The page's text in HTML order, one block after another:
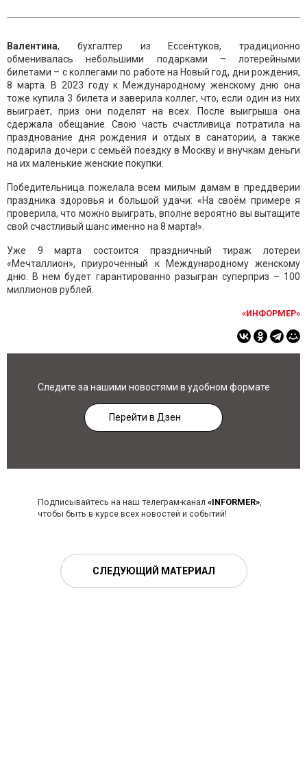
Валентина, бухгалтер из Ессентуков, традиционно
обменивалась небольшими подарками – лотерейными
билетами – с коллегами по работе на Новый год, дни рождения,
8 марта. В 2023 году к Международному женскому дню она
тоже купила 3 билета и заверила коллег, что, если один из них
выиграет, приз они поделят на всех. После выигрыша она
сдержала обещание. Свою часть счастливица потратила на
празднование дня рождения и отдых в санатории, а также
подарила дочери с семьёй поездку в Москву и внучкам деньги
на их маленькие женские покупки.
Победительница пожелала всем милым дамам в преддверии
праздника здоровья и большой удачи: «На своём примере я
проверила, что можно выиграть, вполне вероятно вы вытащите
свой счастливый шанс именно на 8 марта!».
Уже 9 марта состоится праздничный тираж лотереи
«Мечталлион», приуроченный к Международному женскому
дню. В нем будет гарантированно разыгран суперприз – 100
миллионов рублей.
«ИНФОРМЕР»
Следите за нашими новостями в удобном формате
Перейти в Дзен
Подписывайтесь на наш телеграм-канал «INFORMER»,
чтобы быть в курсе всех новостей и событий!
СЛЕДУЮЩИЙ МАТЕРИАЛ